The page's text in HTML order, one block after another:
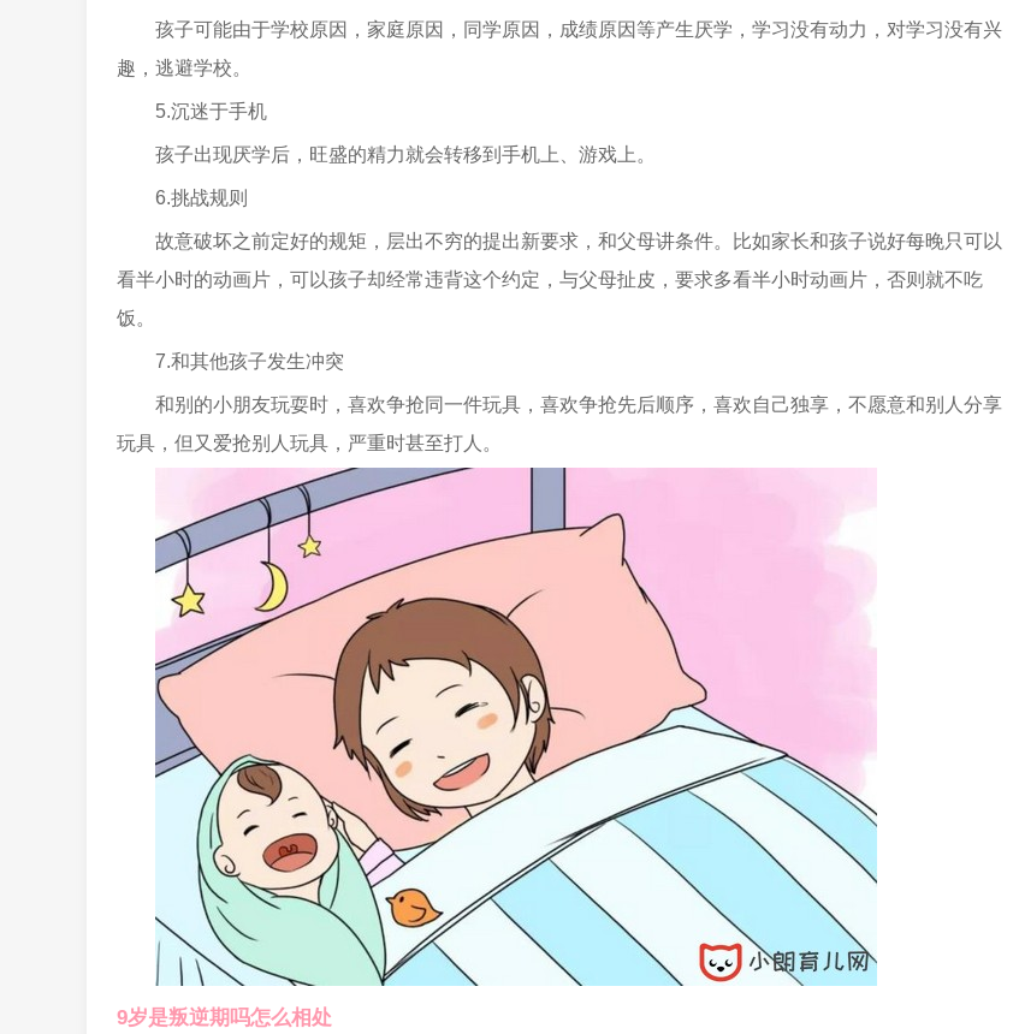
孩子可能由于学校原因，家庭原因，同学原因，成绩原因等产生厌学，学习没有动力，对学习没有兴
趣，逃避学校。
5.沉迷于手机
孩子出现厌学后，旺盛的精力就会转移到手机上、游戏上。
6.挑战规则
故意破坏之前定好的规矩，层出不穷的提出新要求，和父母讲条件。比如家长和孩子说好每晚只可以
看半小时的动画片，可以孩子却经常违背这个约定，与父母扯皮，要求多看半小时动画片，否则就不吃
饭。
7.和其他孩子发生冲突
和别的小朋友玩耍时，喜欢争抢同一件玩具，喜欢争抢先后顺序，喜欢自己独享，不愿意和别人分享
玩具，但又爱抢别人玩具，严重时甚至打人。
9岁是叛逆期吗怎么相处